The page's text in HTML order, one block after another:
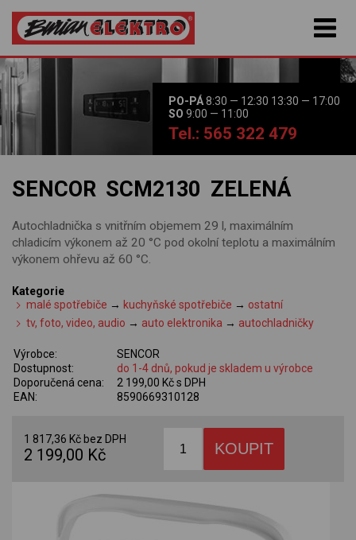
PO-PÁ8:30 — 12:30 13:30 — 17:00
SO 9:00 — 11:00
Tel.: 565 322 479
SENCOR SCM2130 ZELENÁ
Autochladnička s vnitřním objemem 29 l, maximálním
chladicím výkonem až 20 °C pod okolní teplotu a maximálním
výkonem ohřevu až 60 °C.
Kategorie
malé spotřebiče → kuchyňské spotřebiče → ostatní
tv, foto, video, audio → auto elektronika → autochladničky
Výrobce:
SENCOR
Dostupnost:
do 1-4 dnů, pokud je skladem u výrobce
Doporučená cena:
2 199,00 Kč s DPH
EAN:
8590669310128
1 817,36 Kč bez DPH
2 199,00 Kč